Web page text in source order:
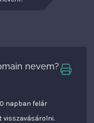
nevem?
napban felár
visszavásárolni.